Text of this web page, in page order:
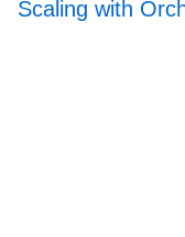
Scaling with